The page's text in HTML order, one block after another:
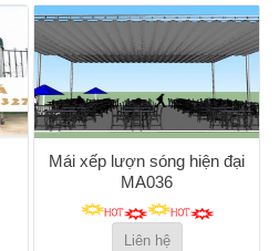
Mái xếp lượn sóng hiện đại
MA036
Liên hệ